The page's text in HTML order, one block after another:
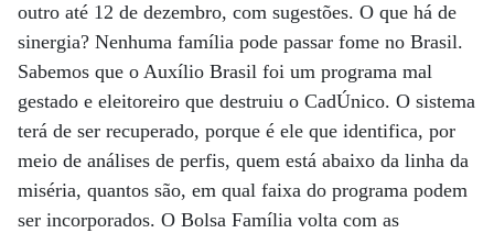
outro até 12 de dezembro, com sugestões. O que há de
sinergia? Nenhuma família pode passar fome no Brasil.
Sabemos que o Auxílio Brasil foi um programa mal
gestado e eleitoreiro que destruiu o CadÚnico. O sistema
terá de ser recuperado, porque é ele que identifica, por
meio de análises de perfis, quem está abaixo da linha da
miséria, quantos são, em qual faixa do programa podem
ser incorporados. O Bolsa Família volta com as